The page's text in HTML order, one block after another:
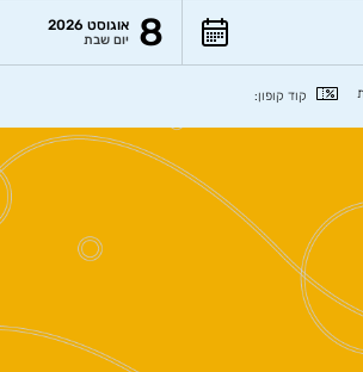
8 אוגוסט 2026
יום שבת
קוד קופון: